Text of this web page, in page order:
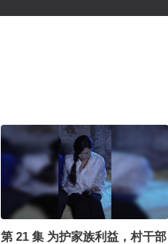
第 21 集 为护家族利益，村干部